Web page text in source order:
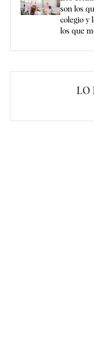
son los
colegio y
los que
LO